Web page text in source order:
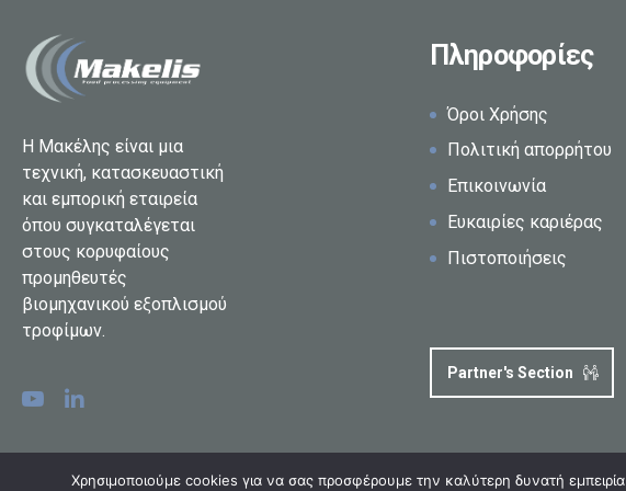
Η Μακέλης είναι μια
τεχνική, κατασκευαστική
και εμπορική εταιρεία
όπου συγκαταλέγεται
στους κορυφαίους
προμηθευτές
βιομηχανικού εξοπλισμού
τροφίμων.
Πληροφορίες
Όροι Χρήσης
Πολιτική απορρήτου
Επικοινωνία
Ευκαιρίες καριέρας
Πιστοποιήσεις
Partner's Section
Χρησιμοποιούμε cookies για να σας προσφέρουμε την καλύτερη δυνατή